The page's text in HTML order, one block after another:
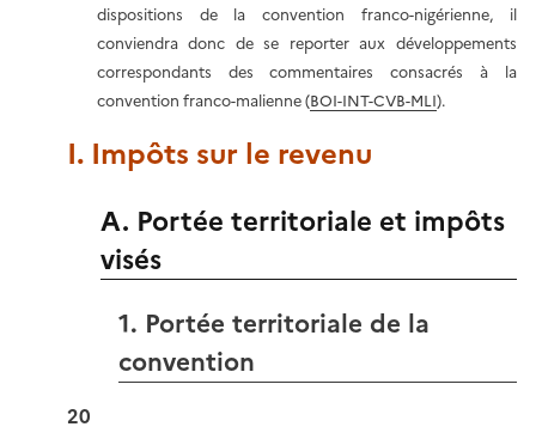
dispositions de la convention franco-nigérienne, il
conviendra donc de se reporter aux développements
correspondants des commentaires consacrés à la
convention franco-malienne (BOI-INT-CVB-MLI).
I. Impôts sur le revenu
A. Portée territoriale et impôts
visés
1. Portée territoriale de la
convention
20